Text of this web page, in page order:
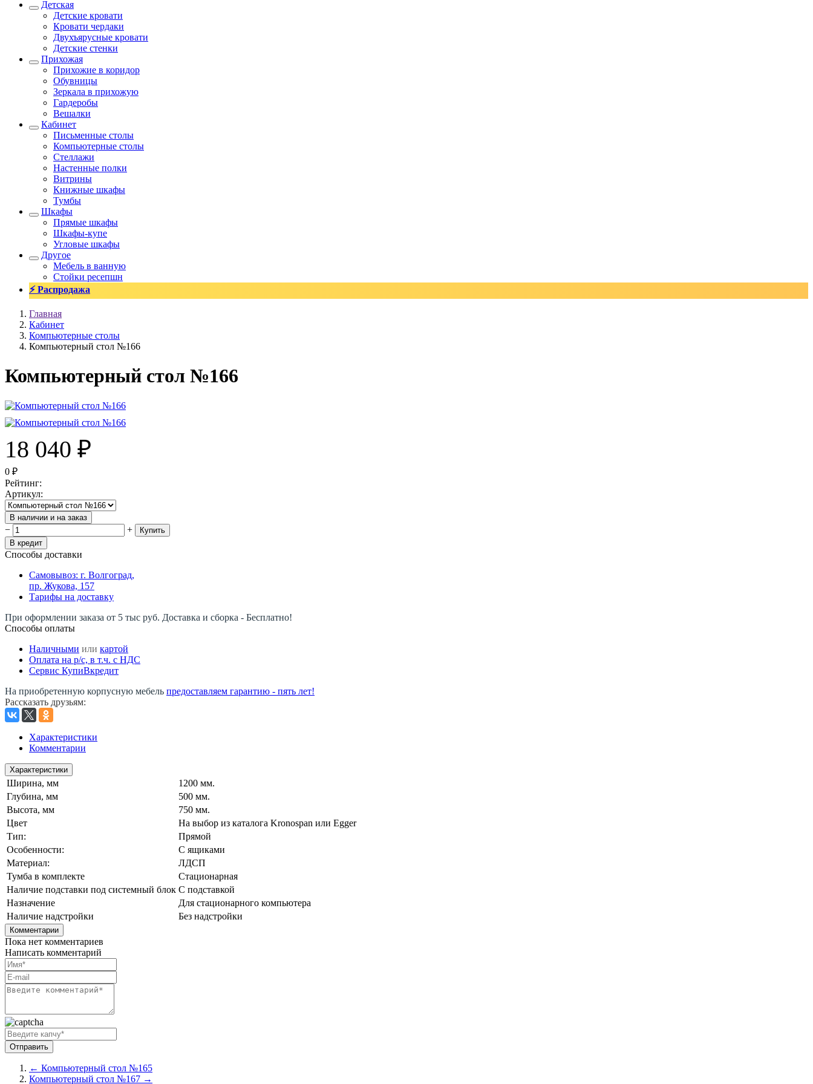
Детская
Детские кровати
Кровати чердаки
Двухъярусные кровати
Детские стенки
Прихожая
Прихожие в коридор
Обувницы
Зеркала в прихожую
Гардеробы
Вешалки
Кабинет
Письменные столы
Компьютерные столы
Стеллажи
Настенные полки
Витрины
Книжные шкафы
Тумбы
Шкафы
Прямые шкафы
Шкафы-купе
Угловые шкафы
Другое
Мебель в ванную
Стойки ресепшн
⚡ Распродажа
Главная
Кабинет
Компьютерные столы
Компьютерный стол №166
Компьютерный стол №166
18 040 ₽
0 ₽
Рейтинг:
Артикул:
В наличии и на заказ
− +
Купить
В кредит
Способы доставки
Самовывоз: г. Волгоград,
пр. Жукова, 157
Тарифы на доставку
При оформлении заказа от 5 тыс руб. Доставка и сборка - Бесплатно!
Способы оплаты
Наличными или картой
Оплата на р/c, в т.ч. с НДС
Сервис КупиВкредит
На приобретенную корпусную мебель предоставляем гарантию - пять лет!
Рассказать друзьям:
Характеристики
Комментарии
Характеристики
Ширина, мм
1200 мм.
Глубина, мм
500 мм.
Высота, мм
750 мм.
Цвет
На выбор из каталога Kronospan или Egger
Тип:
Прямой
Особенности:
С ящиками
Материал:
ЛДСП
Тумба в комплекте
Стационарная
Наличие подставки под системный блок С подставкой
Назначение
Для стационарного компьютера
Наличие надстройки
Без надстройки
Комментарии
Пока нет комментариев
Написать комментарий
← Компьютерный стол №165
Компьютерный стол №167 →